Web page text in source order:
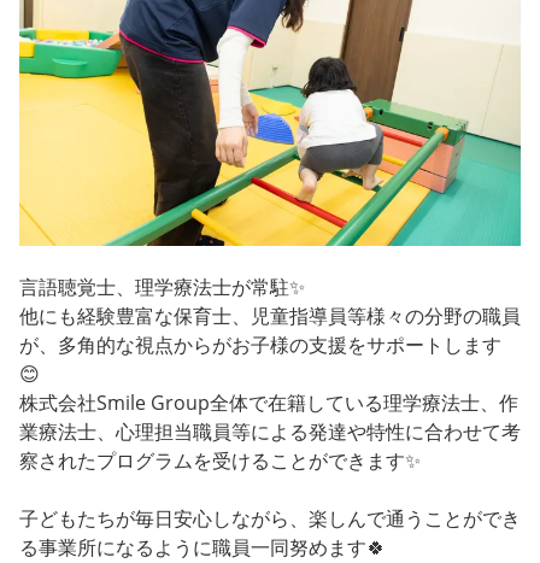
言語聴覚士、理学療法士が常駐✨
他にも経験豊富な保育士、児童指導員等様々の分野の職員
が、多角的な視点からがお子様の支援をサポートします
😊
株式会社Smile Group全体で在籍している理学療法士、作
業療法士、心理担当職員等による発達や特性に合わせて考
察されたプログラムを受けることができます✨
子どもたちが毎日安心しながら、楽しんで通うことができ
る事業所になるように職員一同努めます🍀